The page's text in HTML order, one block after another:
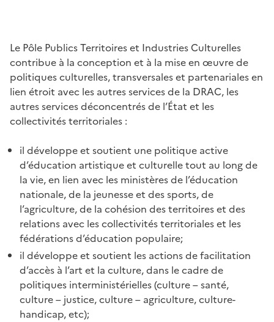
Le Pôle Publics Territoires et Industries Culturelles
contribue à la conception et à la mise en œuvre de
politiques culturelles, transversales et partenariales en
lien étroit avec les autres services de la DRAC, les
autres services déconcentrés de l’État et les
collectivités territoriales :
il développe et soutient une politique active
d’éducation artistique et culturelle tout au long de
la vie, en lien avec les ministères de l’éducation
nationale, de la jeunesse et des sports, de
l’agriculture, de la cohésion des territoires et des
relations avec les collectivités territoriales et les
fédérations d’éducation populaire;
il développe et soutient les actions de facilitation
d’accès à l’art et la culture, dans le cadre de
politiques interministérielles (culture – santé,
culture – justice, culture – agriculture, culture-
handicap, etc);